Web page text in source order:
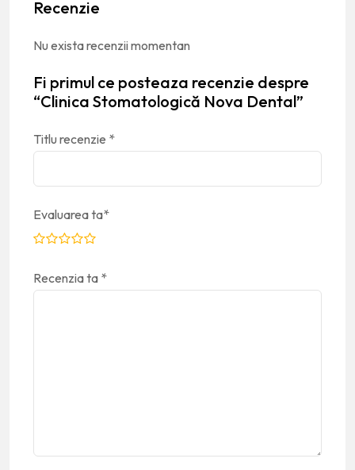
Recenzie
Nu exista recenzii momentan
Fi primul ce posteaza recenzie despre
“Clinica Stomatologică Nova Dental”
Titlu recenzie *
Evaluarea ta*
Recenzia ta *